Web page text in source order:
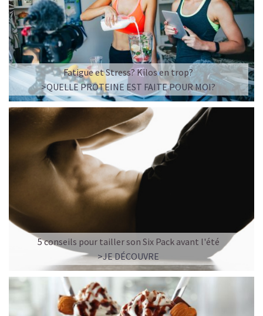
Imaginez un caramel fondant qui se mêle à un café
frappé crémeux, sans sucre raffiné et boosté en
protéines végétales.
C’est la boisson plaisir par excellence — celle qui
réconcilie dessert glacé et nutrition.
Résultat : un corps rassasié, une énergie durable, et zéro
fringale. Pour les gourmands qui veulent se faire plaisir
sans sacrifier leurs objectifs.
Découvrir le Café frappé au Caramel Protéiné
🍫 MOCHA GLACÉ PROTÉINÉ
Fatigue et Stress? Kilos en trop?
>QUELLE PROTEINE EST FAITE POUR MOI?
5 conseils pour tailler son Six Pack avant l'été
>JE DÉCOUVRE